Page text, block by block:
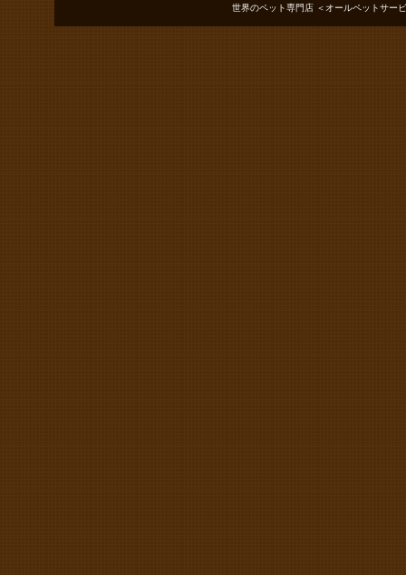
世界のペット専門店 ＜オールペットサー